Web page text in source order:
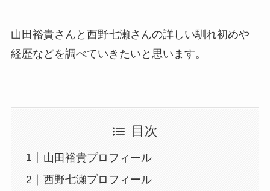
山田裕貴さんと西野七瀬さんの詳しい馴れ初めや
経歴などを調べていきたいと思います。
目次
山田裕貴プロフィール
西野七瀬プロフィール